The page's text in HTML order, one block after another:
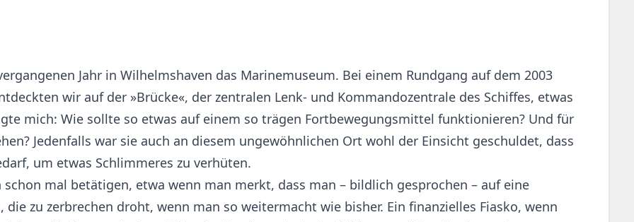
Jahr in Wilhelmshaven das Marinemuseum. Bei einem Rundgang auf dem 2003
wir auf der »Brücke«, der zentralen Lenk- und Kommandozentrale des Schiffes, etwas
mich: Wie sollte so etwas auf einem so trägen Fortbewegungsmittel funktionieren? Und für
Jedenfalls war sie auch an diesem ungewöhnlichen Ort wohl der Einsicht geschuldet, dass
um etwas Schlimmeres zu verhüten.
mal betätigen, etwa wenn man merkt, dass man – bildlich gesprochen – auf eine
zu zerbrechen droht, wenn man so weitermacht wie bisher. Ein finanzielles Fiasko, wenn